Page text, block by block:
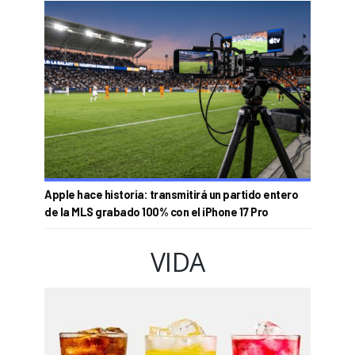
Apple hace historia: transmitirá un partido entero
de la MLS grabado 100% con el iPhone 17 Pro
VIDA